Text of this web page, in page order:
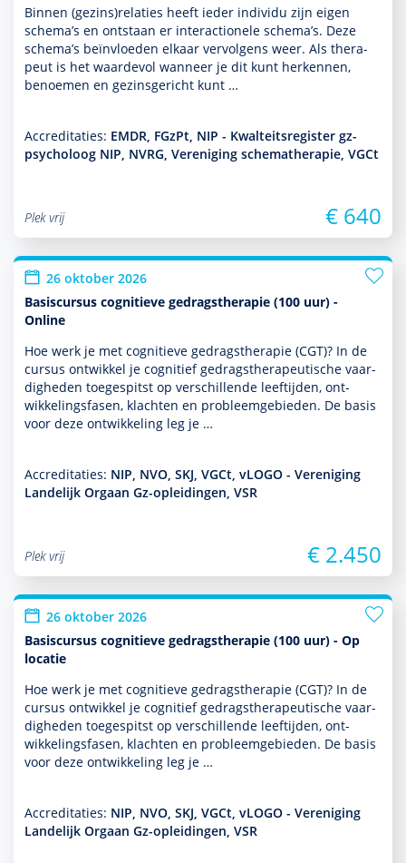
Binnen (gezins)relaties heeft ieder individu zijn eigen
schema’s en ontstaan er interactionele schema’s. Deze
schema’s beïnvloeden elkaar vervolgens weer. Als thera­
peut is het waardevol wanneer je dit kunt herkennen,
benoemen en gezinsgericht kunt …
Accreditaties: EMDR, FGzPt, NIP - Kwalteitsregister gz-
psycholoog NIP, NVRG, Vereniging schematherapie, VGCt
Plek vrij € 640
26 oktober 2026
Basiscursus cognitieve gedragstherapie (100 uur) -
Online
Hoe werk je met cogni­tieve gedrags­thera­pie (CGT)? In de
cursus ontwik­kel je cognitief gedrags­thera­peu­tische vaar­
dig­heden toegespitst op ver­schil­lende leeftijden, ont­
wikke­lingsfasen, klachten en probleemgebieden. De basis
voor deze ont­wikke­ling leg je …
Accreditaties: NIP, NVO, SKJ, VGCt, vLOGO - Vereniging
Landelijk Orgaan Gz-opleidingen, VSR
Plek vrij € 2.450
26 oktober 2026
Basiscursus cognitieve gedragstherapie (100 uur) - Op
locatie
Hoe werk je met cogni­tieve gedrags­thera­pie (CGT)? In de
cursus ontwik­kel je cognitief gedrags­thera­peu­tische vaar­
dig­heden toegespitst op ver­schil­lende leeftijden, ont­
wikke­lingsfasen, klachten en probleemgebieden. De basis
voor deze ont­wikke­ling leg je …
Accreditaties: NIP, NVO, SKJ, VGCt, vLOGO - Vereniging
Landelijk Orgaan Gz-opleidingen, VSR